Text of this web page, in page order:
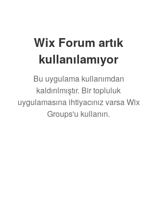
Wix Forum artık
kullanılamıyor
Bu uygulama kullanımdan
kaldırılmıştır. Bir topluluk
uygulamasına ihtiyacınız varsa Wix
Groups'u kullanın.